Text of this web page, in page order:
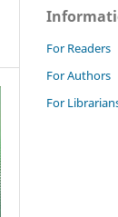
For Readers
For Authors
For